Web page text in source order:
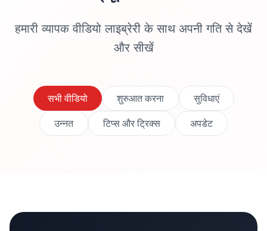
हमारी व्यापक वीडियो लाइब्रेरी के साथ अपनी गति से देखें
और सीखें
सभी वीडियो शुरुआत करना सुविधाएं
उन्नत टिप्स और ट्रिक्स अपडेट